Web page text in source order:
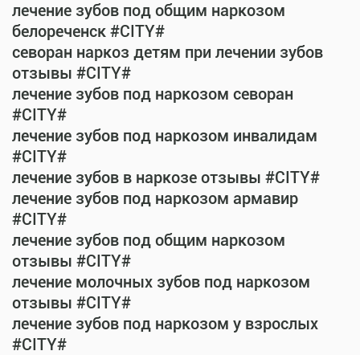
лечение зубов под общим наркозом
белореченск #CITY#
севоран наркоз детям при лечении зубов
отзывы #CITY#
лечение зубов под наркозом севоран
#CITY#
лечение зубов под наркозом инвалидам
#CITY#
лечение зубов в наркозе отзывы #CITY#
лечение зубов под наркозом армавир
#CITY#
лечение зубов под общим наркозом
отзывы #CITY#
лечение молочных зубов под наркозом
отзывы #CITY#
лечение зубов под наркозом у взрослых
#CITY#